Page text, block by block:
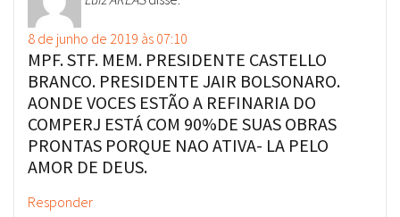
8 de junho de 2019 às 07:10
MPF. STF. MEM. PRESIDENTE CASTELLO
BRANCO. PRESIDENTE JAIR BOLSONARO.
AONDE VOCES ESTÃO A REFINARIA DO
COMPERJ ESTÁ COM 90%DE SUAS OBRAS
PRONTAS PORQUE NAO ATIVA- LA PELO
AMOR DE DEUS.
Responder